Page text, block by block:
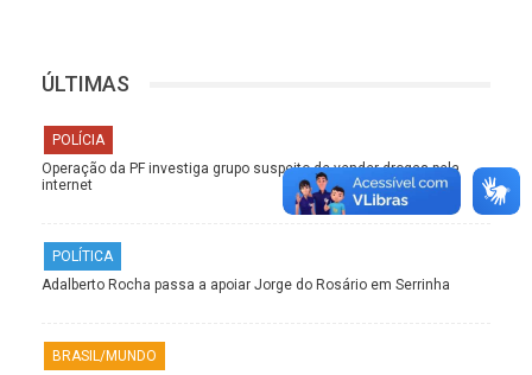
ÚLTIMAS
POLÍCIA
Operação da PF investiga grupo suspeito de vender drogas pela
internet
POLÍTICA
Adalberto Rocha passa a apoiar Jorge do Rosário em Serrinha
BRASIL/MUNDO